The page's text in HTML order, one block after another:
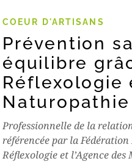
COEUR D'ARTISANS
Prévention
équilibre
Réflexologie
Naturopathie
Professionnelle de la
référencée par la Fédération
Réflexologie et l’Agence des